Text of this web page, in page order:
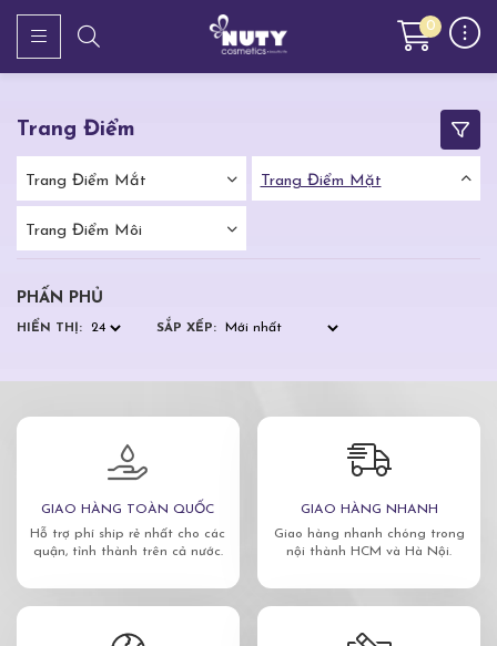
0
Trang Điểm
Trang Điểm Mắt Trang Điểm Mặt
Trang Điểm Môi
PHẤN PHỦ
HIỂN THỊ: SẮP XẾP:
GIAO HÀNG TOÀN QUỐC
Hỗ trợ phí ship rẻ nhất cho các
quận, tỉnh thành trên cả nước.
GIAO HÀNG NHANH
Giao hàng nhanh chóng trong
nội thành HCM và Hà Nội.